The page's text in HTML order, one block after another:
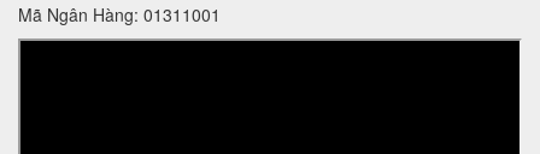
Mã Ngân Hàng: 01311001